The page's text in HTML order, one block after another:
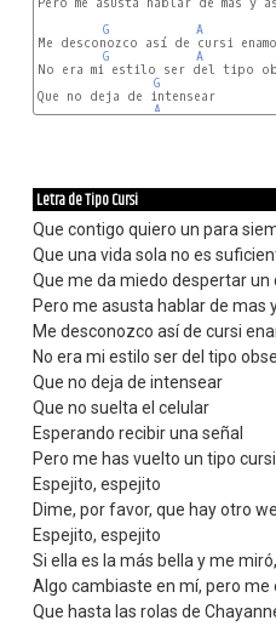
G
A
Me desconozco así de cursi
G
A
No era mi estilo ser del tipo
G
Que no deja de intensear
A
Letra de Tipo Cursi
Que contigo quiero un para
Que una vida sola no es
Que me da miedo despertar un
Pero me asusta hablar de mas
Me desconozco así de cursi
No era mi estilo ser del tipo
Que no deja de intensear
Que no suelta el celular
Esperando recibir una señal
Pero me has vuelto un tipo
Espejito, espejito
Dime, por favor, que hay otro
Espejito, espejito
Si ella es la más bella y me
Algo cambiaste en mí, pero me
Que hasta las rolas de